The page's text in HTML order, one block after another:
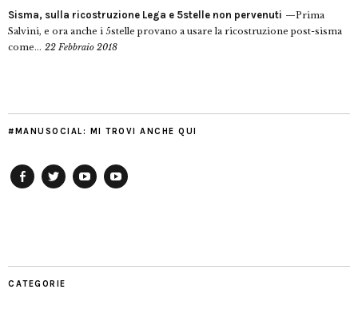
Sisma, sulla ricostruzione Lega e 5stelle non pervenuti
Prima
Salvini, e ora anche i 5stelle provano a usare la ricostruzione post-sisma
come... 22 Febbraio 2018
#MANUSOCIAL: MI TROVI ANCHE QUI
CATEGORIE